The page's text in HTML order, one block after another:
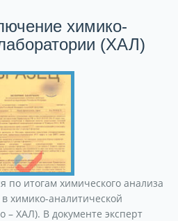
химико-
(ХАЛ)
по итогам химического анализа
химико-аналитической
– ХАЛ). В документе эксперт